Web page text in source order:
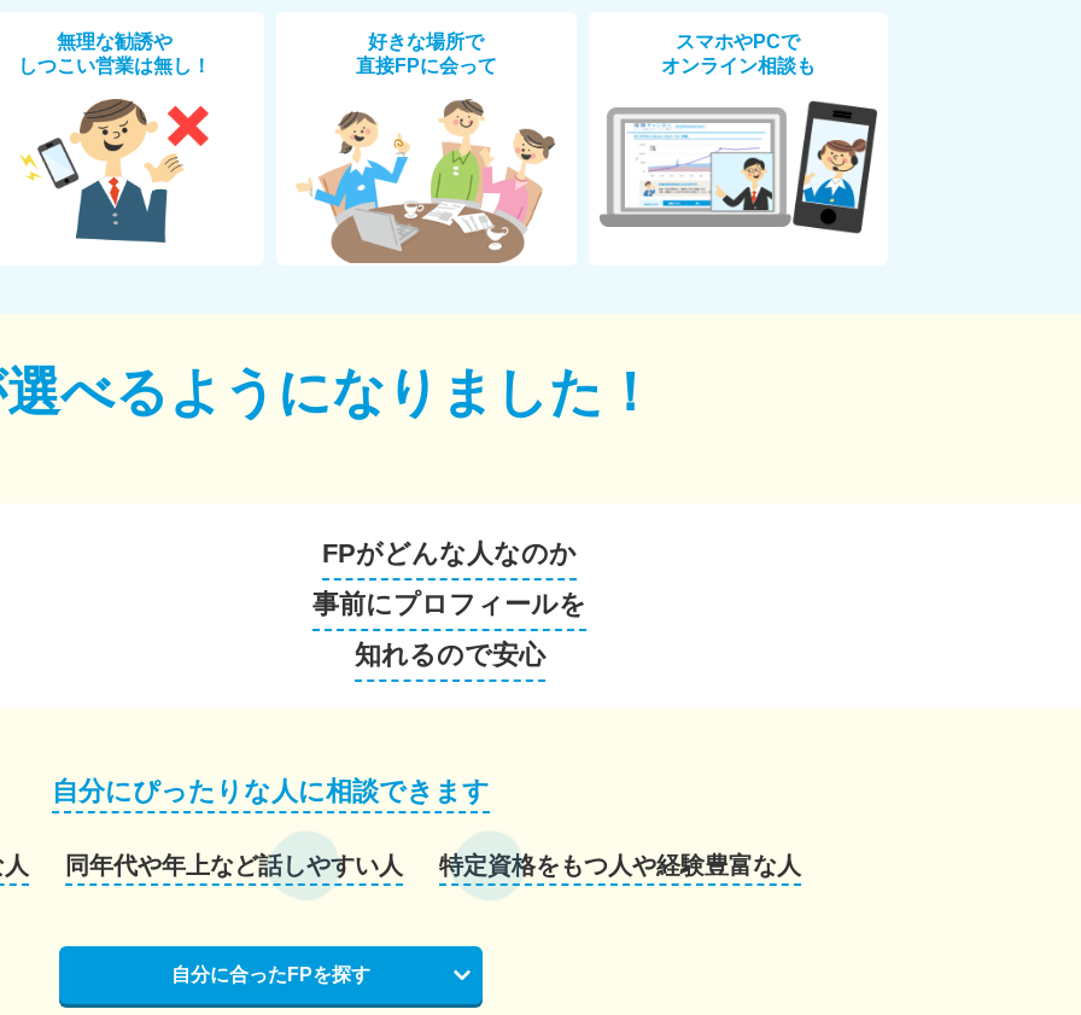
無理な勧誘や
しつこい営業は無し！
好きな場所で
直接FPに会って
スマホやPCで
オンライン相談も
べるようになりました！
FPがどんな人なのか
事前にプロフィールを
知れるので安心
自分にぴったりな人に相談できます
同年代や年上など話しやすい人 特定資格をもつ人や経験豊富な人
自分に合ったFPを探す